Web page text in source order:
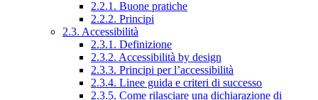
2.2.1. Buone pratiche
2.2.2. Principi
2.3. Accessibilità
2.3.1. Definizione
2.3.2. Accessibilità by design
2.3.3. Principi per l’accessibilità
2.3.4. Linee guida e criteri di successo
2.3.5. Come rilasciare una dichiarazione di